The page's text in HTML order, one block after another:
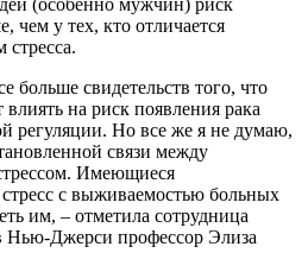
(особенно мужчин) риск
чем у тех, кто отличается
стресса.
больше свидетельств того, что
на риск появления рака
регуляции. Но все же я не думаю,
связи между
Имеющиеся
стресс с выживаемостью больных
им, – отметила сотрудница
Нью-Джерси профессор Элиза